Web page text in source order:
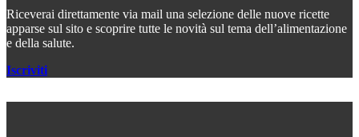
Riceverai direttamente via mail una selezione delle nuove ricette
apparse sul sito e scoprire tutte le novità sul tema dell’alimentazione
e della salute.
Iscriviti